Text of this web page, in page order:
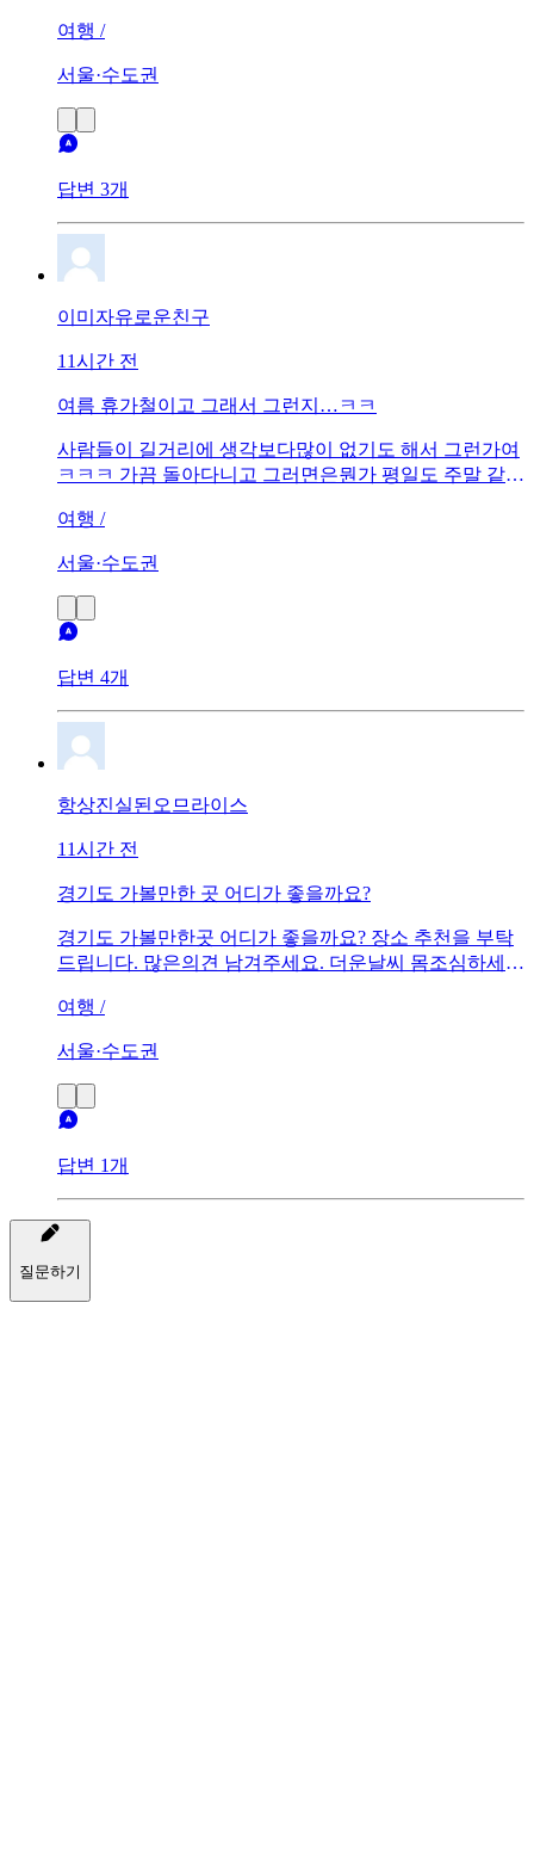
여행 /
서울·수도권
답변 3개
이미자유로운친구
11시간 전
여름 휴가철이고 그래서 그런지…ㅋㅋ
사람들이 길거리에 생각보다많이 없기도 해서 그런가여
ㅋㅋㅋ 가끔 돌아다니고 그러면은뭔가 평일도 주말 같기
여행 /
서울·수도권
답변 4개
항상진실된오므라이스
11시간 전
경기도 가볼만한 곳 어디가 좋을까요?
경기도 가볼만한곳 어디가 좋을까요? 장소 추천을 부탁
드립니다. 많은의견 남겨주세요. 더운날씨 몸조심하세
여행 /
서울·수도권
답변 1개
질문하기